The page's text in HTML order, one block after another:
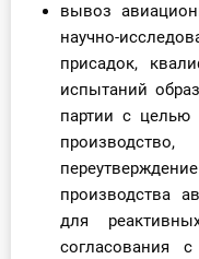
Тестирование для
бухгалтера
вывоз
научно-
присадок,
испытаний
партии с
производства
для
согласования